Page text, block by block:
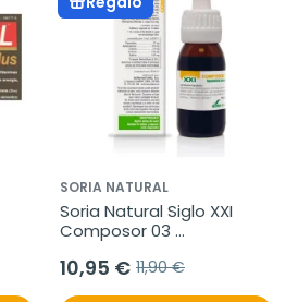
SORIA NATURAL
Soria Natural Siglo XXI
Composor 03
ml
10,95 € 11,90 €